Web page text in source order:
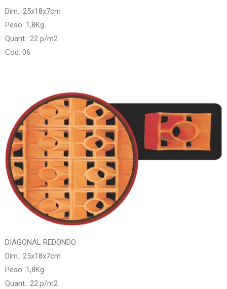
Dim.: 25x18x7cm
Peso: 1,8Kg
Quant.: 22 p/m2
Cod. 06
DIAGONAL REDONDO
Dim.: 25x18x7cm
Peso: 1,8Kg
Quant.: 22 p/m2